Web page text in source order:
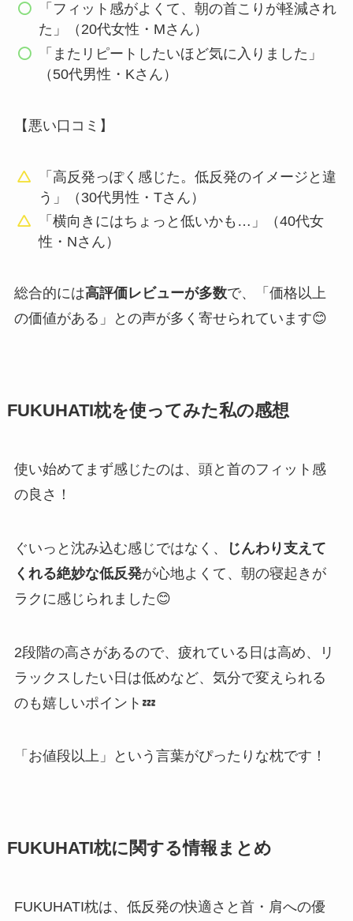
「フィット感がよくて、朝の首こりが軽減され
た」（20代女性・Mさん）
「またリピートしたいほど気に入りました」
（50代男性・Kさん）
【悪い口コミ】
「高反発っぽく感じた。低反発のイメージと違
う」（30代男性・Tさん）
「横向きにはちょっと低いかも…」（40代女
性・Nさん）
総合的には高評価レビューが多数で、「価格以上
の価値がある」との声が多く寄せられています😊
FUKUHATI枕を使ってみた私の感想
使い始めてまず感じたのは、頭と首のフィット感
の良さ！
ぐいっと沈み込む感じではなく、
じんわり支えて
くれる絶妙な低反発が心地よくて、朝の寝起きが
ラクに感じられました😊
2段階の高さがあるので、疲れている日は高め、リ
ラックスしたい日は低めなど、気分で変えられる
のも嬉しいポイント💤
「お値段以上」という言葉がぴったりな枕です！
FUKUHATI枕に関する情報まとめ
FUKUHATI枕は、低反発の快適さと首・肩への優